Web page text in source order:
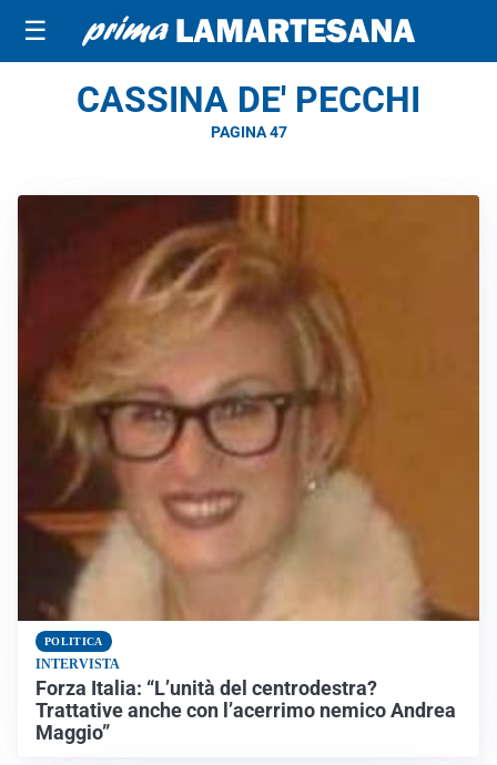
☰
CASSINA DE' PECCHI
PAGINA 47
POLITICA
INTERVISTA
Forza Italia: “L’unità del centrodestra?
Trattative anche con l’acerrimo nemico Andrea
Maggio”